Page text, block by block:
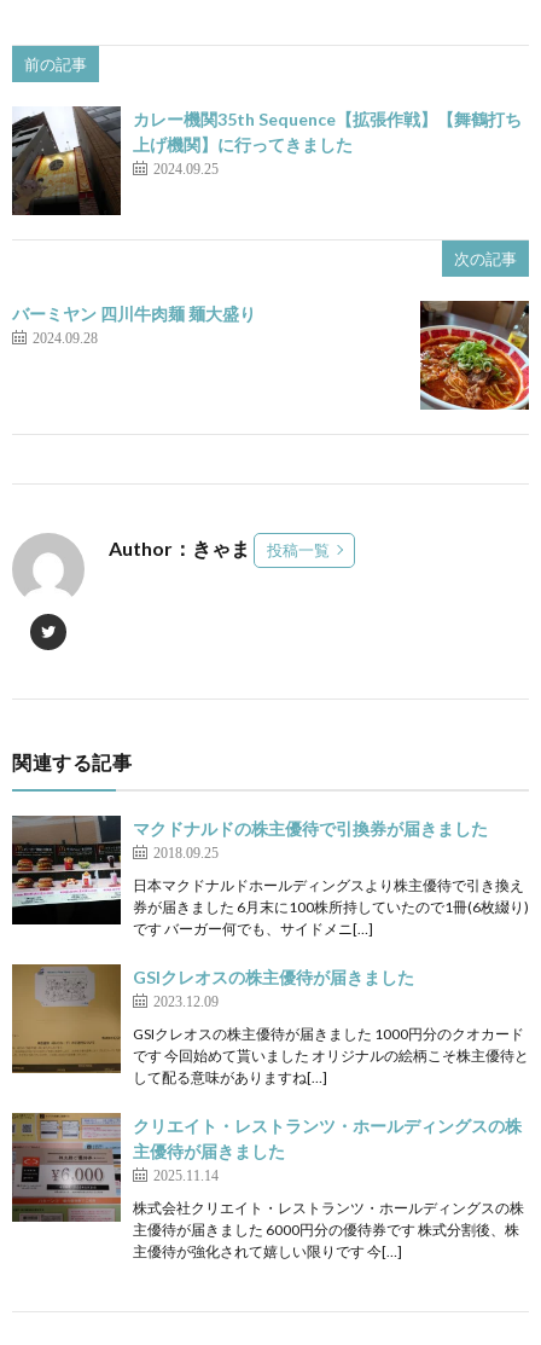
前の記事
カレー機関35th Sequence【拡張作戦】【舞鶴打ち
上げ機関】に行ってきました
2024.09.25
次の記事
バーミヤン 四川牛肉麺 麺大盛り
2024.09.28
Author：きゃま 投稿一覧
関連する記事
マクドナルドの株主優待で引換券が届きました
2018.09.25
日本マクドナルドホールディングスより株主優待で引き換え
券が届きました 6月末に100株所持していたので1冊(6枚綴り)
です バーガー何でも、サイドメニ[…]
GSIクレオスの株主優待が届きました
2023.12.09
GSIクレオスの株主優待が届きました 1000円分のクオカード
です 今回始めて貰いました オリジナルの絵柄こそ株主優待と
して配る意味がありますね[…]
クリエイト・レストランツ・ホールディングスの株
主優待が届きました
2025.11.14
株式会社クリエイト・レストランツ・ホールディングスの株
主優待が届きました 6000円分の優待券です 株式分割後、株
主優待が強化されて嬉しい限りです 今[…]